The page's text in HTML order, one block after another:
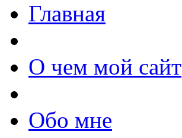
Главная
О чем мой сайт
Обо мне